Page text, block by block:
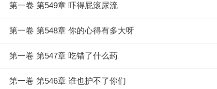
第一卷 第549章 吓得屁滚尿流
第一卷 第548章 你的心得有多大呀
第一卷 第547章 吃错了什么药
第一卷 第546章 谁也护不了你们